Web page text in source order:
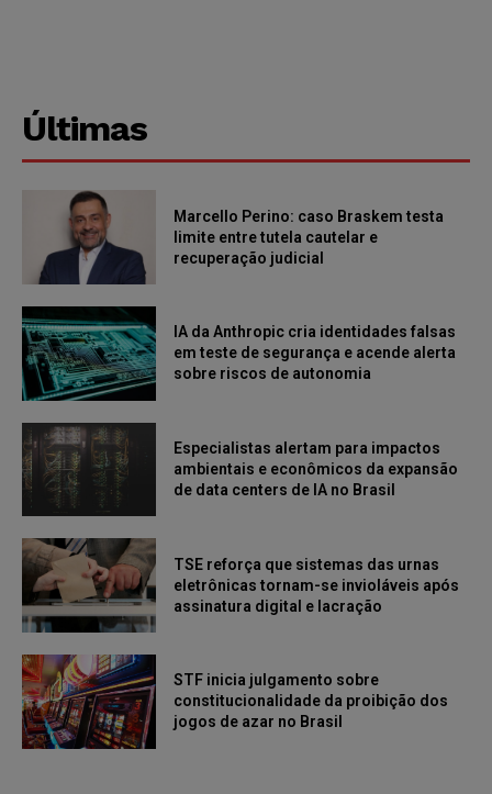
Últimas
Marcello Perino: caso Braskem testa
limite entre tutela cautelar e
recuperação judicial
IA da Anthropic cria identidades falsas
em teste de segurança e acende alerta
sobre riscos de autonomia
Especialistas alertam para impactos
ambientais e econômicos da expansão
de data centers de IA no Brasil
TSE reforça que sistemas das urnas
eletrônicas tornam-se invioláveis após
assinatura digital e lacração
STF inicia julgamento sobre
constitucionalidade da proibição dos
jogos de azar no Brasil